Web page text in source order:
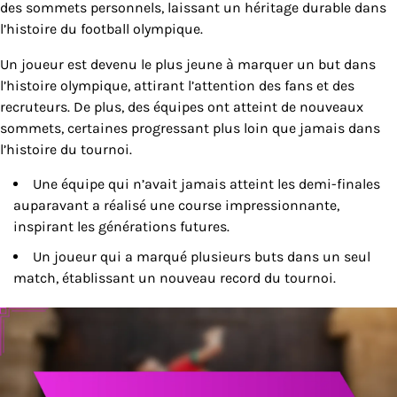
des sommets personnels, laissant un héritage durable dans
l’histoire du football olympique.
Un joueur est devenu le plus jeune à marquer un but dans
l’histoire olympique, attirant l’attention des fans et des
recruteurs. De plus, des équipes ont atteint de nouveaux
sommets, certaines progressant plus loin que jamais dans
l’histoire du tournoi.
Une équipe qui n’avait jamais atteint les demi-finales
auparavant a réalisé une course impressionnante,
inspirant les générations futures.
Un joueur qui a marqué plusieurs buts dans un seul
match, établissant un nouveau record du tournoi.